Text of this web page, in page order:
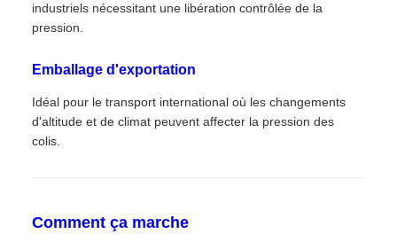
industriels nécessitant une libération contrôlée de la
pression.
Emballage d'exportation
Idéal pour le transport international où les changements
d'altitude et de climat peuvent affecter la pression des
colis.
Comment ça marche